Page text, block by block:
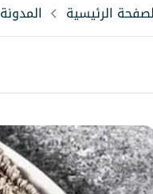
الرئيسية المدونة